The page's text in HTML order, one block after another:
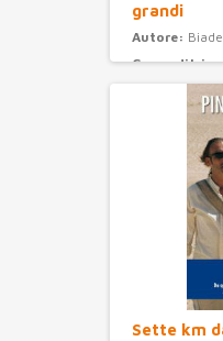
grandi
Autore:
Casa
Categoria:
Sette km